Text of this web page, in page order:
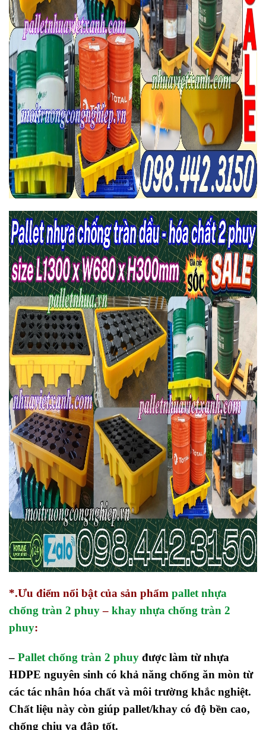
*.Ưu điểm nổi bật của sản phẩm pallet nhựa
chống tràn 2 phuy– khay nhựa chống tràn 2
phuy:
– Pallet chống tràn 2 phuy được làm từ nhựa
HDPE nguyên sinh có khả năng chống ăn mòn từ
các tác nhân hóa chất và môi trường khắc nghiệt.
Chất liệu này còn giúp pallet/khay có độ bền cao,
chống chịu va đập tốt.